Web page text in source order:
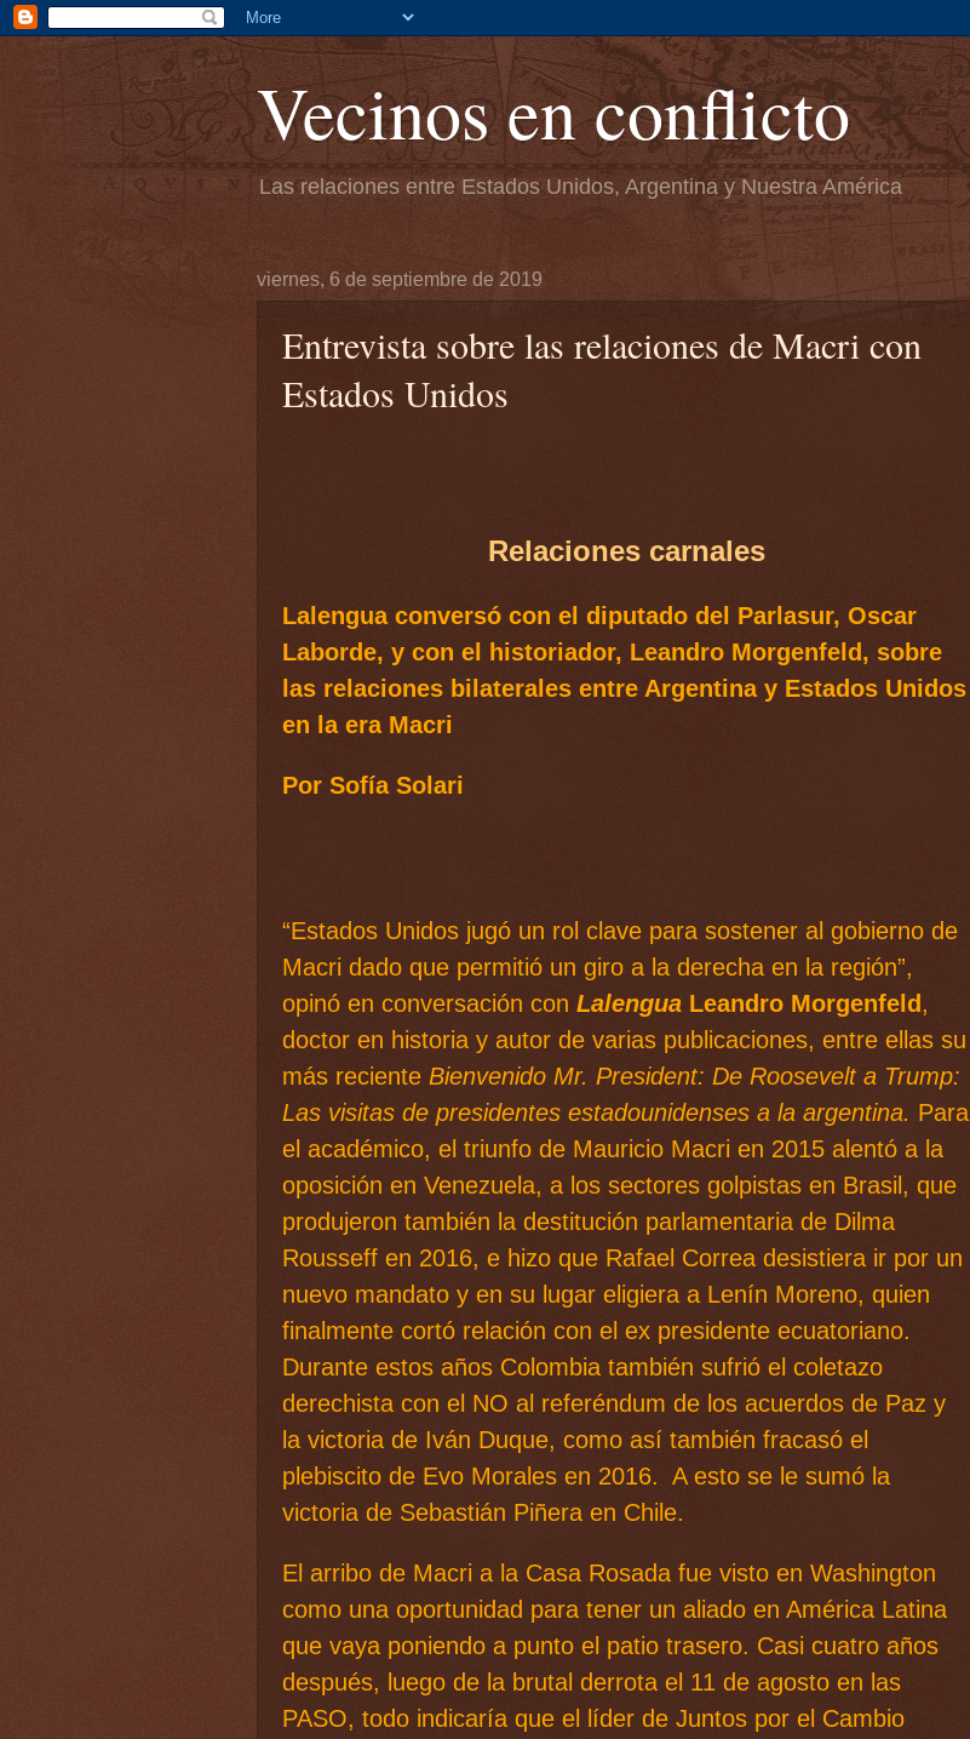
Vecinos en conflicto
Las relaciones entre Estados Unidos, Argentina y Nuestra América
viernes, 6 de septiembre de 2019
Entrevista sobre las relaciones de Macri con
Estados Unidos
Relaciones carnales
Lalengua conversó con el diputado del Parlasur, Oscar
Laborde, y con el historiador, Leandro Morgenfeld, sobre
las relaciones bilaterales entre Argentina y Estados Unidos
en la era Macri
Por Sofía Solari
“Estados Unidos jugó un rol clave para sostener al gobierno de
Macri dado que permitió un giro a la derecha en la región”,
opinó en conversación con Lalengua Leandro Morgenfeld ,
doctor en historia y autor de varias publicaciones, entre ellas su
más reciente Bienvenido Mr. President: De Roosevelt a Trump:
Las visitas de presidentes estadounidenses a la argentina. Para
el académico, el triunfo de Mauricio Macri en 2015 alentó a la
oposición en Venezuela, a los sectores golpistas en Brasil, que
produjeron también la destitución parlamentaria de Dilma
Rousseff en 2016, e hizo que Rafael Correa desistiera ir por un
nuevo mandato y en su lugar eligiera a Lenín Moreno, quien
finalmente cortó relación con el ex presidente ecuatoriano.
Durante estos años Colombia también sufrió el coletazo
derechista con el NO al referéndum de los acuerdos de Paz y
la victoria de Iván Duque, como así también fracasó el
plebiscito de Evo Morales en 2016. A esto se le sumó la
victoria de Sebastián Piñera en Chile.
El arribo de Macri a la Casa Rosada fue visto en Washington
como una oportunidad para tener un aliado en América Latina
que vaya poniendo a punto el patio trasero. Casi cuatro años
después, luego de la brutal derrota el 11 de agosto en las
PASO, todo indicaría que el líder de Juntos por el Cambio